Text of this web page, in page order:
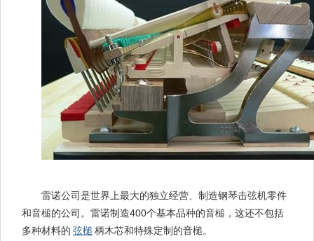
雷诺公司是世界上最大的独立经营、制造钢琴击弦机零件
和音槌的公司。雷诺制造400个基本品种的音槌，这还不包括
多种材料的 弦槌 柄木芯和特殊定制的音槌。